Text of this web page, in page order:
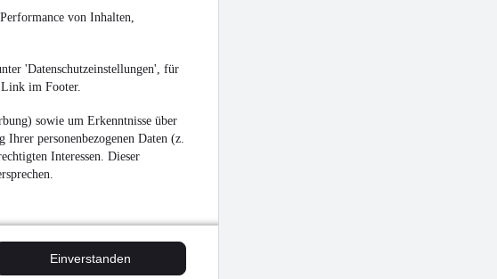
von Inhalten,
'Datenschutzeinstellungen', für
im Footer.
sowie um Erkenntnisse über
personenbezogenen Daten (z.
Interessen. Dieser
Einverstanden